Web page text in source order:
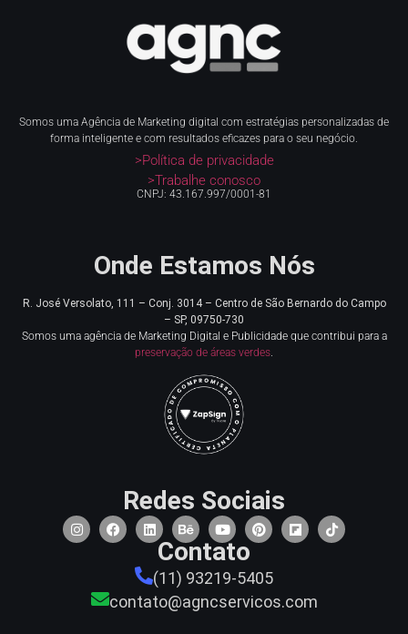
Somos uma Agência de Marketing digital com estratégias personalizadas de
forma inteligente e com resultados eficazes para o seu negócio.
>Política de privacidade
>Trabalhe conosco
CNPJ: 43.167.997/0001-81
Onde Estamos Nós
R. José Versolato, 111 – Conj. 3014 – Centro de São Bernardo do Campo
– SP, 09750-730
Somos uma agência de Marketing Digital e Publicidade que contribui para a
preservação de áreas verdes
Redes Sociais
Contato
(11) 93219-5405
contato@agncservicos.com